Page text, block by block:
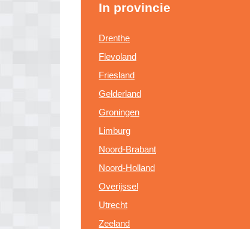
In provincie
Drenthe
Flevoland
Friesland
Gelderland
Groningen
Limburg
Noord-Brabant
Noord-Holland
Overijssel
Utrecht
Zeeland